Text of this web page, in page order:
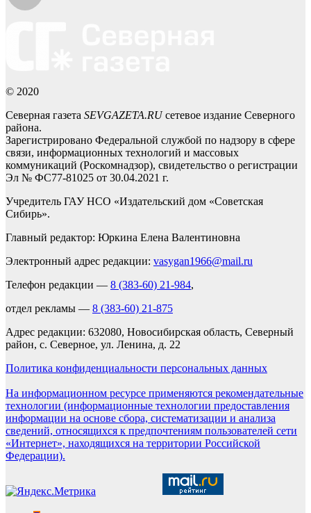
© 2020
Северная газета SEVGAZETA.RUсетевое издание Северного
района.
Зарегистрировано Федеральной службой по надзору в сфере
связи, информационных технологий и массовых
коммуникаций (Роскомнадзор), свидетельство о регистрации
Эл № ФС77-81025 от 30.04.2021 г.
Учредитель ГАУ НСО «Издательский дом «Советская
Сибирь».
Главный редактор: Юркина Елена Валентиновна
Электронный адрес редакции: vasygan1966@mail.ru
Телефон редакции — 8 (383-60) 21-984,
отдел рекламы — 8 (383-60) 21-875
Адрес редакции: 632080, Новосибирская область, Северный
район, с. Северное, ул. Ленина, д. 22
Политика конфиденциальности персональных данных
На информационном ресурсе применяются рекомендательные
технологии (информационные технологии предоставления
информации на основе сбора, систематизации и анализа
сведений, относящихся к предпочтениям пользователей сети
«Интернет», находящихся на территории Российской
Федерации).